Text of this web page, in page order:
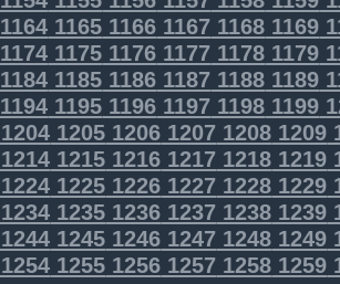
1164 1165 1166 1167 1168 1169
1174 1175 1176 1177 1178 1179
1184 1185 1186 1187 1188 1189
1194 1195 1196 1197 1198 1199
1204 1205 1206 1207 1208 1209
1214 1215 1216 1217 1218 1219
1224 1225 1226 1227 1228 1229
1234 1235 1236 1237 1238 1239
1244 1245 1246 1247 1248 1249
1254 1255 1256 1257 1258 1259